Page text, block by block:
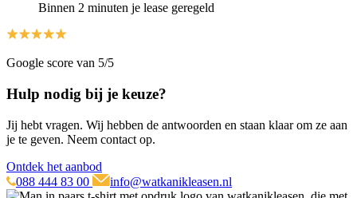
Binnen 2 minuten je lease geregeld
Google score van 5/5
Hulp nodig bij je keuze?
Jij hebt vragen. Wij hebben de antwoorden en staan klaar om ze aan
je te geven. Neem contact op.
Ontdek het aanbod
088 444 83 00
info@watkanikleasen.nl